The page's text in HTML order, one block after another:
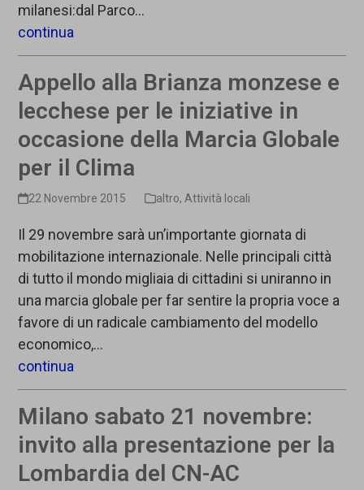
milanesi:dal Parco…
continua
Appello alla Brianza monzese e
lecchese per le iniziative in
occasione della Marcia Globale
per il Clima
22 Novembre 2015 altro, Attività locali
Il 29 novembre sarà un’importante giornata di
mobilitazione internazionale. Nelle principali città
di tutto il mondo migliaia di cittadini si uniranno in
una marcia globale per far sentire la propria voce a
favore di un radicale cambiamento del modello
economico,…
continua
Milano sabato 21 novembre:
invito alla presentazione per la
Lombardia del CN-AC